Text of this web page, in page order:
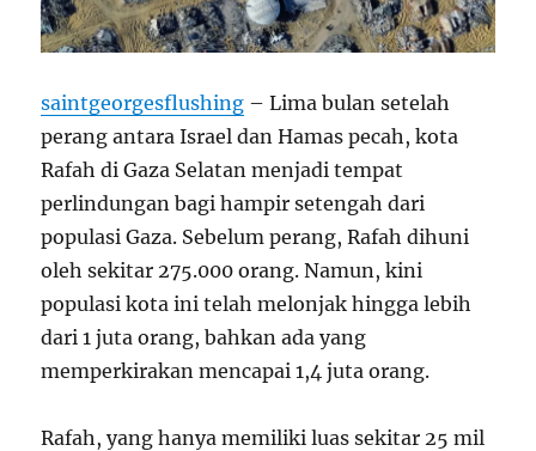
saintgeorgesflushing – Lima bulan setelah
perang antara Israel dan Hamas pecah, kota
Rafah di Gaza Selatan menjadi tempat
perlindungan bagi hampir setengah dari
populasi Gaza. Sebelum perang, Rafah dihuni
oleh sekitar 275.000 orang. Namun, kini
populasi kota ini telah melonjak hingga lebih
dari 1 juta orang, bahkan ada yang
memperkirakan mencapai 1,4 juta orang.
Rafah, yang hanya memiliki luas sekitar 25 mil